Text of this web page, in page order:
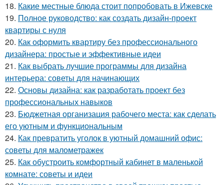
18. Какие местные блюда стоит попробовать в Ижевске
19. Полное руководство: как создать дизайн-проект
квартиры с нуля
20. Как оформить квартиру без профессионального
дизайнера: простые и эффективные идеи
21. Как выбрать лучшие программы для дизайна
интерьера: советы для начинающих
22. Основы дизайна: как разработать проект без
профессиональных навыков
23. Бюджетная организация рабочего места: как сделать
его уютным и функциональным
24. Как превратить уголок в уютный домашний офис:
советы для малометражек
25. Как обустроить комфортный кабинет в маленькой
комнате: советы и идеи